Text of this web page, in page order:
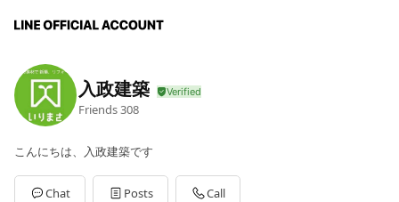
入政建築
Friends308
こんにちは、入政建築です
Chat Posts Call